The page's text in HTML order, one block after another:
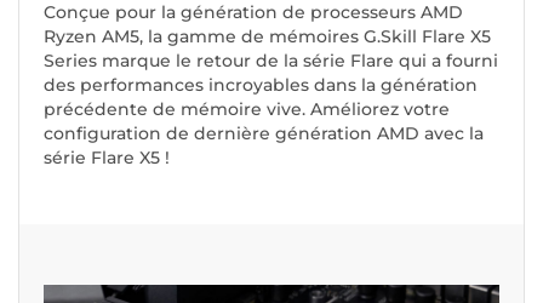
Conçue pour la génération de processeurs AMD
Ryzen AM5, la gamme de mémoires G.Skill Flare X5
Series marque le retour de la série Flare qui a fourni
des performances incroyables dans la génération
précédente de mémoire vive. Améliorez votre
configuration de dernière génération AMD avec la
série Flare X5 !